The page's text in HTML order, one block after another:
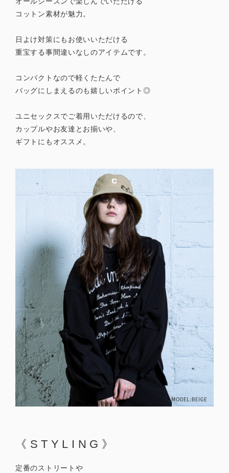
コットン素材が魅力。
日よけ対策にもお使いいただける
重宝する事間違いなしのアイテムです。
コンパクトなので軽くたたんで
バッグにしまえるのも嬉しいポイント◎
ユニセックスでご着用いただけるので、
カップルやお友達とお揃いや、
ギフトにもオススメ。
《STYLING》
定番のストリートや